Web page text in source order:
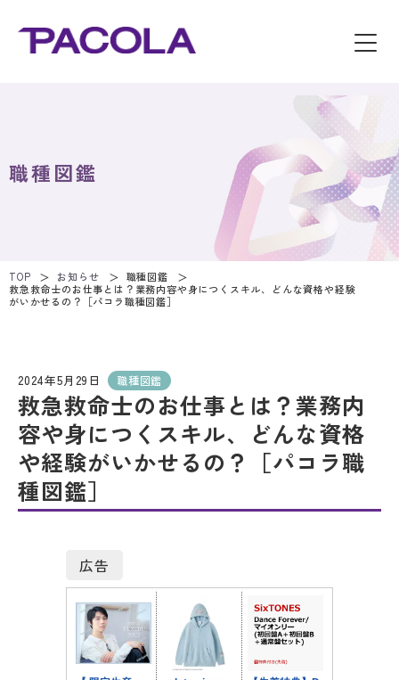
職種図鑑
TOP お知らせ
職種図鑑
救急救命士のお仕事とは？業務内容や身につくスキル、どんな資格や経験
がいかせるの？［パコラ職種図鑑］
2024年5月29日 職種図鑑
救急救命士のお仕事とは？業務内
容や身につくスキル、どんな資格
や経験がいかせるの？［パコラ職
種図鑑］
広告